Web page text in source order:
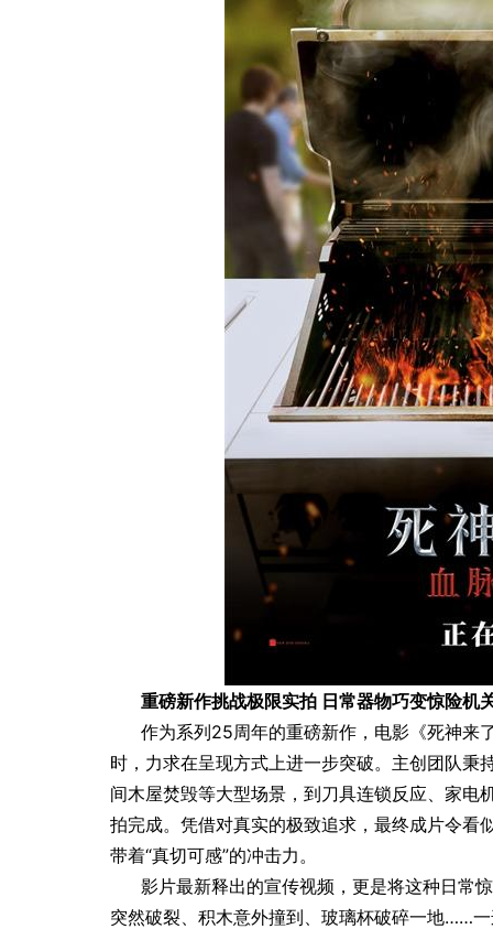
重磅新作挑战极限实拍 日常器物巧变惊险机
作为系列25周年的重磅新作，电影《死神来
时，力求在呈现方式上进一步突破。主创团队秉
间木屋焚毁等大型场景，到刀具连锁反应、家电
拍完成。凭借对真实的极致追求，最终成片令看
带着“真切可感”的冲击力。
影片最新释出的宣传视频，更是将这种日常
突然破裂、积木意外撞到、玻璃杯破碎一地……